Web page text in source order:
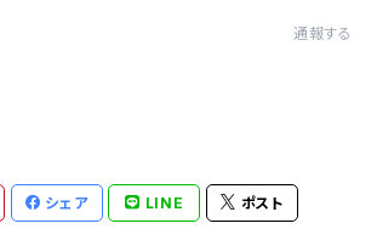
通報する
シェア LINE ポスト